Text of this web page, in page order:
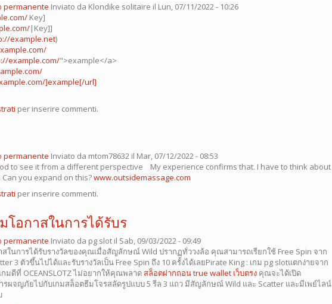
permanente Inviato da Klondike solitaire il Lun, 07/11/2022 - 10:26
Key]
|Key]]
example.net)
example.com/">example</a>
]example[/url]
per inserire commenti.
permanente Inviato da mtom78632 il Mar, 07/12/2022 - 08:53
to see it from a different perspective My experience confirms that. I have to think about
Can you expand on this?www.outsidemassage.com
per inserire commenti.
โอกาสในการได้รับร
permanente Inviato da pg slot il Sab, 09/03/2022 - 09:49
ในการได้รับรางวัลของคุณเมื่อสัญลักษณ์ Wild ปรากฏทั่ววงล้อ คุณสามารถเรียกใช้ Free Spin จาก
3 ตัวขึ้นไปได้และรับรางวัลเป็น Free Spin ถึง 10 ครั้งได้เลยPirate King : เกม pg slotแตกง่ายจาก
กมดีที่ OCEANSLOTZ ไม่อยากให้คุณพลาด สล็อตฝากถอน true wallet เว็บตรง คุณจะได้เปิด
รผจญภัยไปกับเกมสล็อตธีมโจรสลัดรูปแบบ 5 รีล 3 แถว มีสัญลักษณ์ Wild และ Scatter และมีเพย์ไลน์